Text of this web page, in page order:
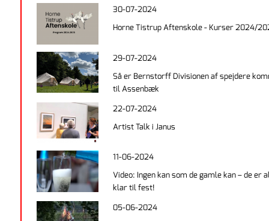
30-07-2024
Horne Tistrup Aftenskole - Kurser 2024/
29-07-2024
Så er Bernstorff Divisionen af spejdere
til Assenbæk
22-07-2024
Artist Talk i Janus
11-06-2024
Video: Ingen kan som de gamle kan – de er
klar til fest!
05-06-2024